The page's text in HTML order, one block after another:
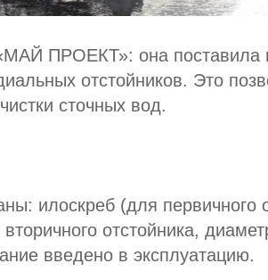
ПРОЕКТ»: она поставила
отстойников. Это
сточных вод.
илоскреб (для первичного
отстойника,
введено в эксплуатацию.